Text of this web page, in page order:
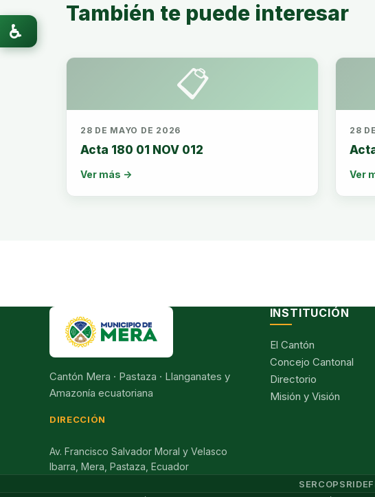
También te puede interesar
📋
28 DE MAYO DE 2026
Acta 180 01 NOV 012
Ver más →
28
Ver
Cantón Mera · Pastaza · Llanganates y
Amazonía ecuatoriana
DIRECCIÓN
Av. Francisco Salvador Moral y Velasco
Ibarra, Mera, Pastaza, Ecuador
INSTITUCIÓN
El Cantón
Concejo Cantonal
Directorio
Misión y Visión
SERCOPSRI
♿